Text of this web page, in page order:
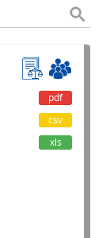
pdf
csv
xls